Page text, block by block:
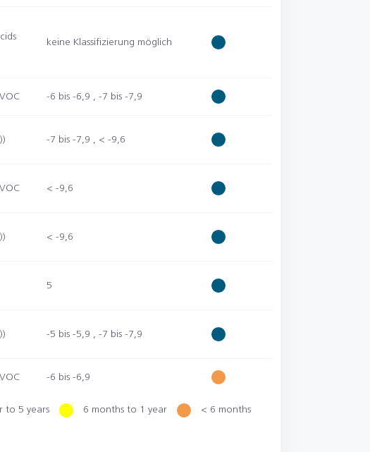
keine Klassifizierung möglich
-6 bis -6,9 , -7 bis -7,9
-7 bis -7,9 , < -9,6
< -9,6
< -9,6
5
-5 bis -5,9 , -7 bis -7,9
-6 bis -6,9
to 5 years 6 months to 1 year < 6 months